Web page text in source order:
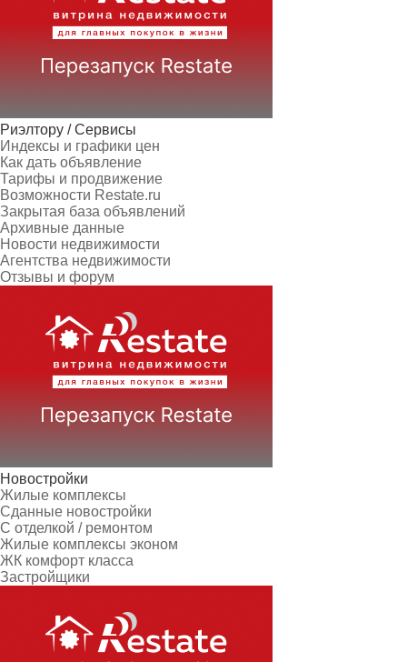
Риэлтору / Сервисы
Индексы и графики цен
Как дать объявление
Тарифы и продвижение
Возможности Restate.ru
Закрытая база объявлений
Архивные данные
Новости недвижимости
Агентства недвижимости
Отзывы и форум
Новостройки
Жилые комплексы
Сданные новостройки
С отделкой / ремонтом
Жилые комплексы эконом
ЖК комфорт класса
Застройщики